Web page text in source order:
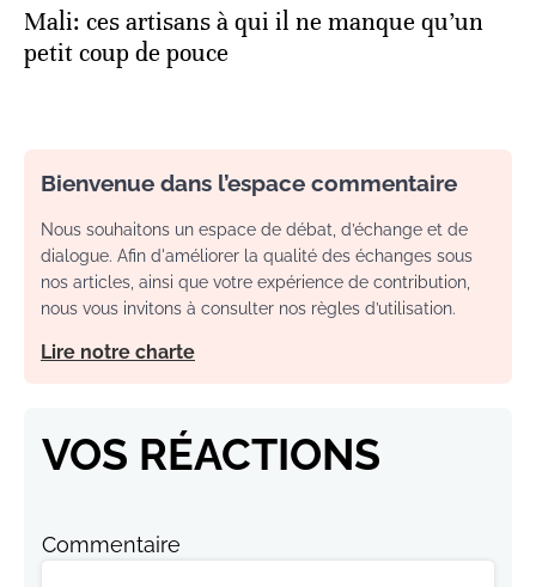
Mali: ces artisans à qui il ne manque qu’un
petit coup de pouce
Bienvenue dans l’espace commentaire
Nous souhaitons un espace de débat, d’échange et de
dialogue. Afin d'améliorer la qualité des échanges sous
nos articles, ainsi que votre expérience de contribution,
nous vous invitons à consulter nos règles d’utilisation.
Lire notre charte
VOS RÉACTIONS
Commentaire